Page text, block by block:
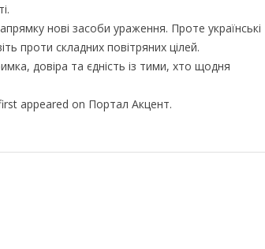
нові засоби ураження. Проте українські
проти складних повітряних цілей.
довіра та єдність із тими, хто щодня
appeared on Портал Акцент.